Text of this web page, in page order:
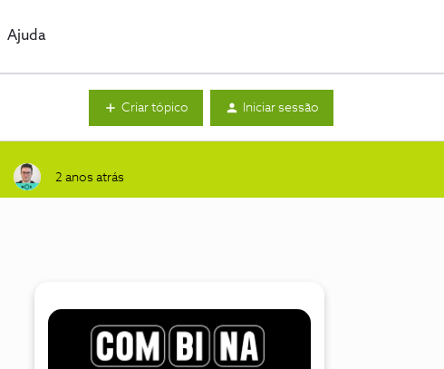
Ajuda
Criar tópico Iniciar sessão
2 anos atrás